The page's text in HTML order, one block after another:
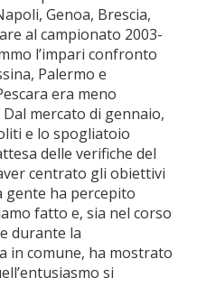
Genoa, Brescia,
al campionato 2003-
l’impari confronto
Palermo e
era meno
mercato di gennaio,
e lo spogliatoio
delle verifiche del
centrato gli obiettivi
gente ha percepito
fatto e, sia nel corso
durante la
in comune, ha mostrato
si